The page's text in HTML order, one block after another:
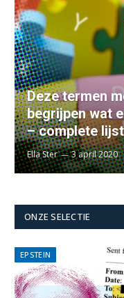
Deze termen
begrijpen wat
– complete lijst
Ella Ster 3 april 2020
ONZE SELECTIE
EPSTEIN